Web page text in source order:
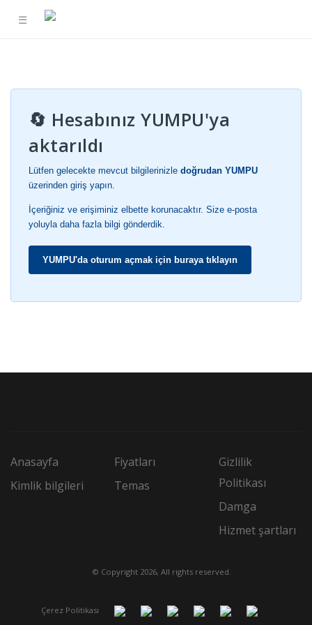
☰
🔄 Hesabınız YUMPU'ya
aktarıldı
Lütfen gelecekte mevcut bilgilerinizle doğrudan YUMPU
üzerinden giriş yapın.
İçeriğiniz ve erişiminiz elbette korunacaktır. Size e-posta
yoluyla daha fazla bilgi gönderdik.
YUMPU'da oturum açmak için buraya tıklayın
Anasayfa
Kimlik bilgileri
Fiyatları
Temas
Gizlilik
Politikası
Damga
Hizmet şartları
© Copyright 2026, All rights reserved.
Çerez Politikası